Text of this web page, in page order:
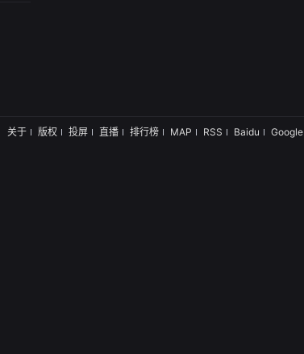
关于 版权 投屏 直播 排行榜 MAP RSS Baidu Google